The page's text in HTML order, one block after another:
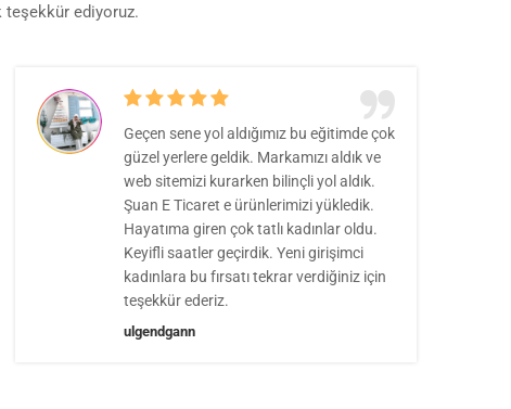
teşekkür ediyoruz.
Geçen sene yol aldığımız bu eğitimde çok
güzel yerlere geldik. Markamızı aldık ve
web sitemizi kurarken bilinçli yol aldık.
Şuan E Ticaret e ürünlerimizi yükledik.
Hayatıma giren çok tatlı kadınlar oldu.
Keyifli saatler geçirdik. Yeni girişimci
kadınlara bu fırsatı tekrar verdiğiniz için
teşekkür ederiz.
ulgendgann